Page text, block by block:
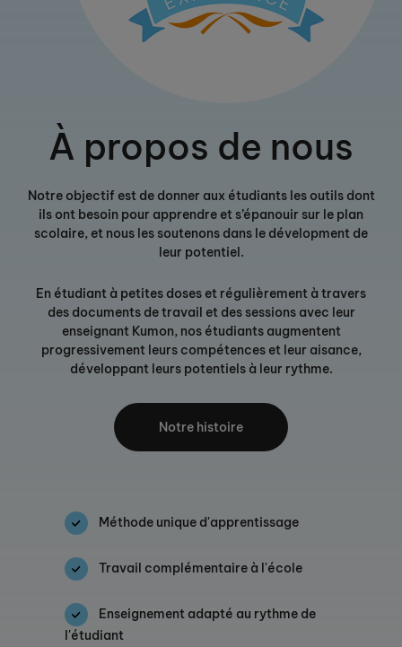
À propos de nous
Notre objectif est de donner aux étudiants les outils dont
ils ont besoin pour apprendre et s’épanouir sur le plan
scolaire, et nous les soutenons dans le dévelopment de
leur potentiel.
En étudiant à petites doses et régulièrement à travers
des documents de travail et des sessions avec leur
enseignant Kumon, nos étudiants augmentent
progressivement leurs compétences et leur aisance,
développant leurs potentiels à leur rythme.
Notre histoire
Méthode unique d'apprentissage
Travail complémentaire à l'école
Enseignement adapté au rythme de
l'étudiant